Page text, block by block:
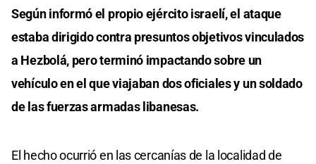
Según informó el propio ejército israelí, el ataque
estaba dirigido contra presuntos objetivos vinculados
a Hezbolá, pero terminó impactando sobre un
vehículo en el que viajaban dos oficiales y un soldado
de las fuerzas armadas libanesas.
El hecho ocurrió en las cercanías de la localidad de